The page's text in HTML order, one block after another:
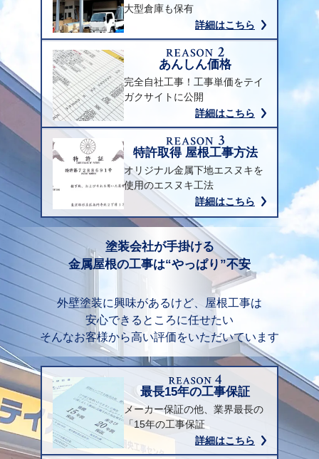
大型倉庫も保有
詳細はこちら
あんしん価格
完全自社工事！工事単価をテイ
ガクサイトに公開
詳細はこちら
特許取得 屋根工事方法
オリジナル金属下地エスヌキを
使用のエスヌキ工法
詳細はこちら
塗装会社が手掛ける
金属屋根の工事は“やっぱり”不安
外壁塗装に興味があるけど、屋根工事は
安心できるところに任せたい
そんなお客様から高い評価をいただいています
最長15年の工事保証
メーカー保証の他、業界最長の
「15年の工事保証
詳細はこちら